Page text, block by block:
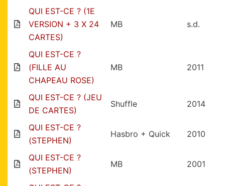
QUI EST-CE ? (1E
VERSION + 3 X 24
CARTES)
MB s.d.
QUI EST-CE ?
(FILLE AU
CHAPEAU ROSE)
MB 2011
QUI EST-CE ? (JEU
DE CARTES)
Shuffle 2014
QUI EST-CE ?
(STEPHEN)
Hasbro + Quick 2010
QUI EST-CE ?
(STEPHEN)
MB 2001